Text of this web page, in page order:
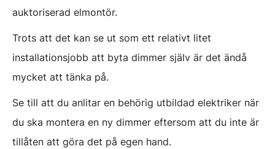
auktoriserad elmontör.
Trots att det kan se ut som ett relativt litet
installationsjobb att byta dimmer själv är det ändå
mycket att tänka på.
Se till att du anlitar en behörig utbildad elektriker när
du ska montera en ny dimmer eftersom att du inte är
tillåten att göra det på egen hand.